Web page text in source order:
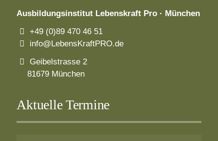
Ausbildungsinstitut Lebenskraft Pro · München
+49 (0)89 470 46 51
info@LebensKraftPRO.de
Geibelstrasse 2
81679 München
Aktuelle Termine